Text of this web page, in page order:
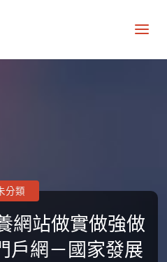
網站做實做強做
戶網－國家發展
分類